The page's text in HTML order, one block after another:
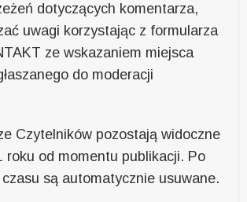
dotyczących komentarza,
uwagi korzystając z formularza
ze wskazaniem miejsca
do moderacji
Czytelników pozostają widoczne
roku od momentu publikacji. Po
czasu są automatycznie usuwane.